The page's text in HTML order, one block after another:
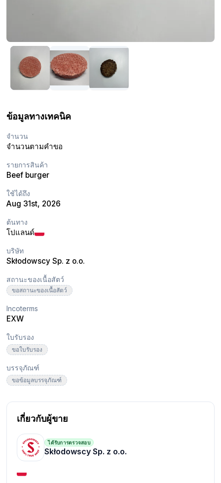
ข้อมูลทางเทคนิค
จำนวน
จำนวนตามคำขอ
รายการสินค้า
Beef burger
ใช้ได้ถึง
Aug 31st, 2026
ต้นทาง
โปแลนด์
บริษัท
Skłodowscy Sp. z o.o.
สถานะของเนื้อสัตว์
ขอสถานะของเนื้อสัตว์
Incoterms
EXW
ใบรับรอง
ขอใบรับรอง
บรรจุภัณฑ์
ขอข้อมูลบรรจุภัณฑ์
เกี่ยวกับผู้ขาย
ได้รับการตรวจสอบ
Skłodowscy Sp. z o.o.